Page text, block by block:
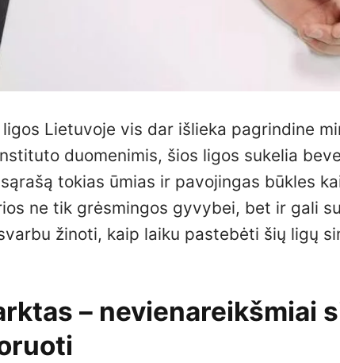
Lietuvoje vis dar išlieka pagrindine
duomenimis, šios ligos sukelia
tokias ūmias ir pavojingas būkles
ne tik grėsmingos gyvybei, bet ir gali
žinoti, kaip laiku pastebėti šių ligų
– nevienareikšmiai